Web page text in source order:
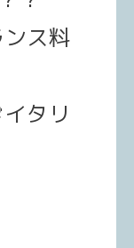
ンス料
イタリ